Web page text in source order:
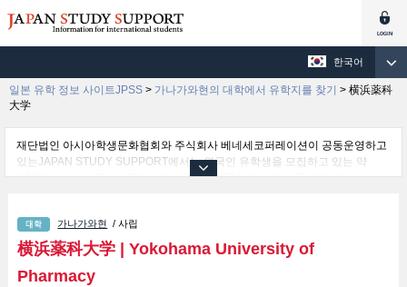
한국어
일본 유학 정보 사이트JPSS > 가나가와현의 대학에서 유학지를 찾기 > 横浜薬科
大学
재단법인 아시아학생문화협회와 주식회사 베네세코퍼레이션이 공동운영하고
있는JAPAN STUDY SUPPORT에서는 외국인 유학생을 모집하고 있는 약
1,300여 개의 대학・대학원・단기대학・전문학교의 정보를 게재하고 있습니
등의 학부별 정보, 모집정원과 합격자수 등의 입시정보, 시설안내, 교통정보 등
외국인 유학생에게 유익하고 필요한 정보를 게재하고 있으므로 많이 이용해 주
시기 바랍니다.
가나가와현 / 사립
横浜薬科大学| Yokohama University of
Pharmacy